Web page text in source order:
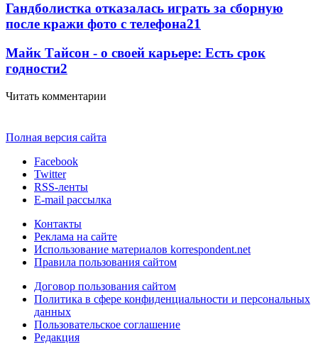
Гандболистка отказалась играть за сборную
после кражи фото с телефона21
Майк Тайсон - о своей карьере: Есть срок
годности2
Читать комментарии
Полная версия сайта
Facebook
Twitter
RSS-ленты
E-mail рассылка
Контакты
Реклама на сайте
Использование материалов korrespondent.net
Правила пользования сайтом
Договор пользования сайтом
Политика в сфере конфиденциальности и персональных
данных
Пользовательское соглашение
Редакция